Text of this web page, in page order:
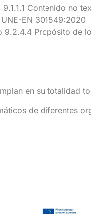
Contenido no
EN 301549:2020
Propósito de
en su totalidad
de diferentes